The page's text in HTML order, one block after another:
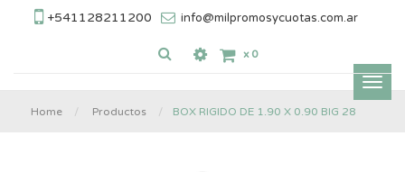
+541128211200 info@milpromosycuotas.com.ar
x 0
Home Productos BOX RIGIDO DE 1.90 X 0.90 BIG 28